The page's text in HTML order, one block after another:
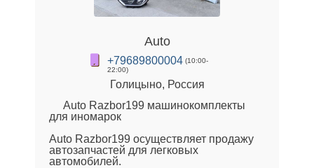
Auto
+79689800004 (10:00-
22:00)
Голицыно, Россия
Auto Razbor199 машинокомплекты
для иномарок
Auto Razbor199 осуществляет продажу
автозапчастей для легковых
автомобилей.